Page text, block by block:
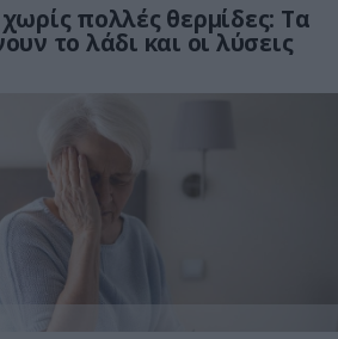
πολλές θερμίδες: Τα
το λάδι και οι λύσεις